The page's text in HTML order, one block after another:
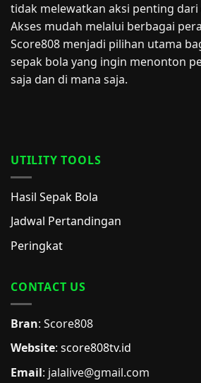
tidak melewatkan aksi penting dari
Akses mudah melalui berbagai
Score808 menjadi pilihan utama
sepak bola yang ingin menonton
saja dan di mana saja.
UTILITY TOOLS
Hasil Sepak Bola
Jadwal Pertandingan
Peringkat
CONTACT US
Bran: Score808
Website: score808tv.id
Email: jalalive@gmail.com